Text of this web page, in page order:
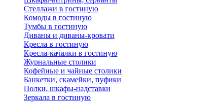
Стеллажи в гостиную
Комоды в гостиную
Тумбы в гостиную
Диваны и диваны-кровати
Кресла в гостиную
Кресла-качалки в гостиную
Журнальные столики
Кофейные и чайные столики
Банкетки, скамейки, пуфики
Полки, шкафы-надставки
Зеркала в гостиную